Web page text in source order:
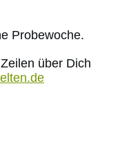
Probewoche.
über Dich